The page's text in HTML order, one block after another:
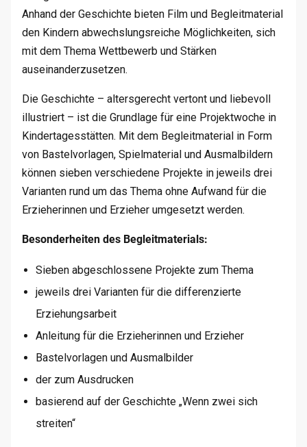
Anhand der Geschichte bieten Film und Begleitmaterial
den Kindern abwechslungsreiche Möglichkeiten, sich
mit dem Thema Wettbewerb und Stärken
auseinanderzusetzen.
Die Geschichte – altersgerecht vertont und liebevoll
illustriert – ist die Grundlage für eine Projektwoche in
Kindertagesstätten. Mit dem Begleitmaterial in Form
von Bastelvorlagen, Spielmaterial und Ausmalbildern
können sieben verschiedene Projekte in jeweils drei
Varianten rund um das Thema ohne Aufwand für die
Erzieherinnen und Erzieher umgesetzt werden.
Besonderheiten des Begleitmaterials:
Sieben abgeschlossene Projekte zum Thema
jeweils drei Varianten für die differenzierte
Erziehungsarbeit
Anleitung für die Erzieherinnen und Erzieher
Bastelvorlagen und Ausmalbilder
der zum Ausdrucken
basierend auf der Geschichte „Wenn zwei sich
streiten“